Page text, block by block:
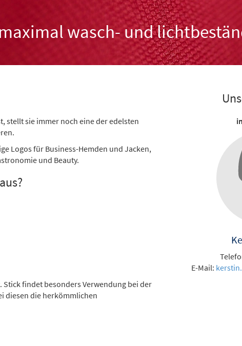
wasch- und
stellt sie immer noch eine der edelsten
Logos für Business-Hemden und Jacken,
und Beauty.
findet besonders Verwendung bei der
diesen die herkömmlichen
E-Mail: